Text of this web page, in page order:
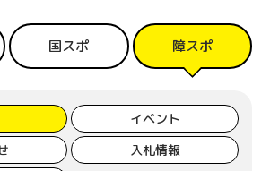
国スポ 障スポ
イベント
入札情報